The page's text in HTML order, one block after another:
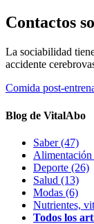
Contactos
La sociabilidad
accidente
Comida post-
Blog de VitalAbo
Saber(47)
Alimentación
Deporte (26)
Salud (13)
Modas (6)
Nutrientes,
Todos los